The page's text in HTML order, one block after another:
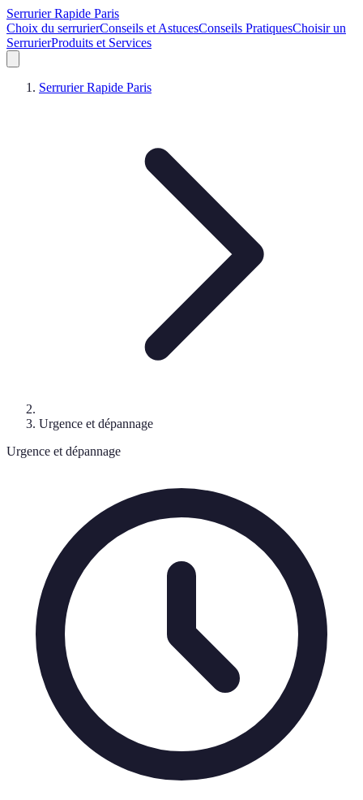
Serrurier Rapide Paris
Choix du serrurierConseils et AstucesConseils PratiquesChoisir un
SerrurierProduits et Services
Serrurier Rapide Paris
Urgence et dépannage
Urgence et dépannage